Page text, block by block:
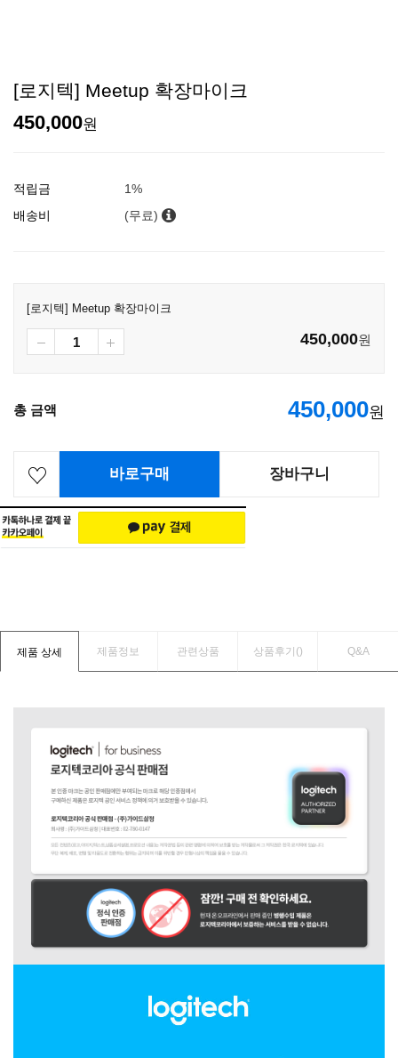
[로지텍] Meetup 확장마이크
450,000원
적립금
1%
배송비
(무료)
[로지텍] Meetup 확장마이크
450,000원
총 금액 450,000원
바로구매 장바구니
제품 상세 제품정보 관련상품 상품후기() Q&A